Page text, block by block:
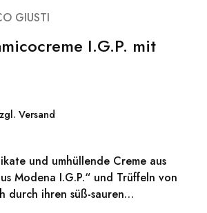
GIUSTI
I.G.P. mit
Versand
und umhüllende Creme aus
Modena I.G.P.“ und Trüffeln von
durch ihren süß-sauren…